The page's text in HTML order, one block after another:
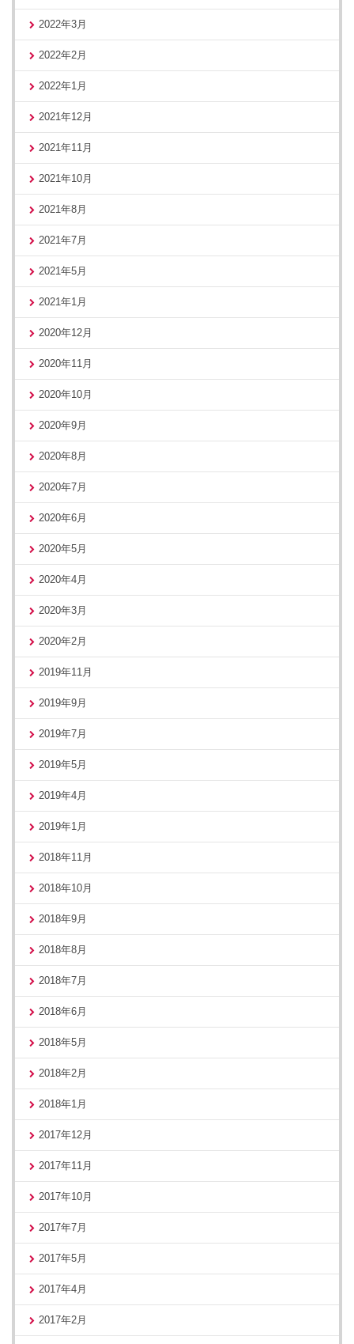
2022年3月
2022年2月
2022年1月
2021年12月
2021年11月
2021年10月
2021年8月
2021年7月
2021年5月
2021年1月
2020年12月
2020年11月
2020年10月
2020年9月
2020年8月
2020年7月
2020年6月
2020年5月
2020年4月
2020年3月
2020年2月
2019年11月
2019年9月
2019年7月
2019年5月
2019年4月
2019年1月
2018年11月
2018年10月
2018年9月
2018年8月
2018年7月
2018年6月
2018年5月
2018年2月
2018年1月
2017年12月
2017年11月
2017年10月
2017年7月
2017年5月
2017年4月
2017年2月